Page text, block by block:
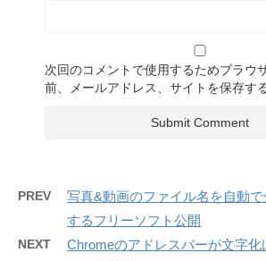
次回のコメントで使用するためブラウ
前、メールアドレス、サイトを保存する
PREV
写真&動画のファイル名を自動
するフリーソフト公開
NEXT
Chromeのアドレスバーが文字